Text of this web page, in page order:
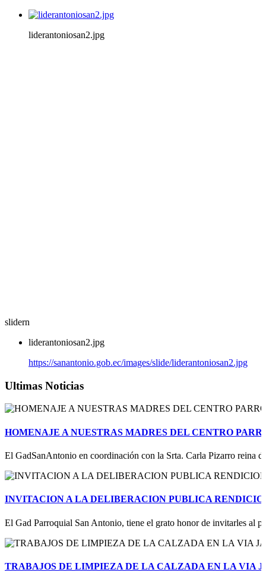
liderantoniosan2.jpg
slidern
liderantoniosan2.jpg
https://sanantonio.gob.ec/images/slide/liderantoniosan2.jpg
Ultimas Noticias
HOMENAJE A NUESTRAS MADRES DEL CENTRO
El GadSanAntonio en coordinación con la Srta. Carla Pizarro reina
INVITACION A LA DELIBERACION PUBLICA
El Gad Parroquial San Antonio, tiene el grato honor de invitarles al
TRABAJOS DE LIMPIEZA DE LA CALZADA EN LA VIA